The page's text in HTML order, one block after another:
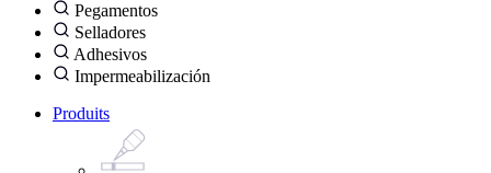
Pegamentos
Selladores
Adhesivos
Impermeabilización
Produits